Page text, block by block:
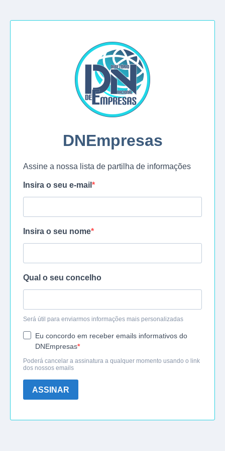
DNEmpresas
Assine a nossa lista de partilha de informações
Insira o seu e-mail
Insira o seu nome
Qual o seu concelho
Será útil para enviarmos informações mais personalizadas
Eu concordo em receber emails informativos do
DNEmpresas
Poderá cancelar a assinatura a qualquer momento usando o link
dos nossos emails
ASSINAR